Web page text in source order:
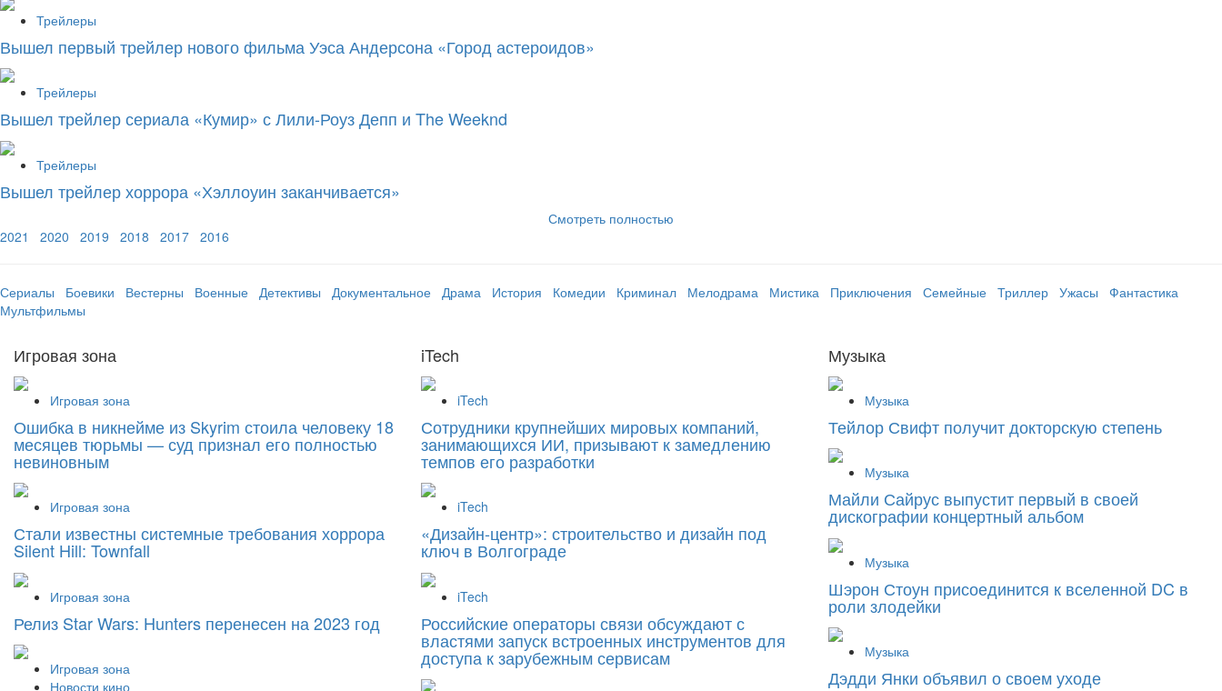
Трейлеры
Вышел первый трейлер нового фильма Уэса Андерсона «Город астероидов»
Трейлеры
Вышел трейлер сериала «Кумир» с Лили-Роуз Депп и The Weeknd
Трейлеры
Вышел трейлер хоррора «Хэллоуин заканчивается»
Смотреть полностью
2021
2020 2019 2018 2017 2016
Сериалы Боевики Вестерны Военные Детективы Документальное Драма История Комедии Криминал Мелодрама Мистика Приключения Семейные Триллер Ужасы
Фантастика
Мультфильмы
Игровая зона
Игровая зона
Ошибка в никнейме из Skyrim стоила человеку 18
месяцев тюрьмы — суд признал его полностью
невиновным
Игровая зона
Стали известны системные требования хоррора
Silent Hill: Townfall
Игровая зона
Релиз Star Wars: Hunters перенесен на 2023 год
Игровая зона
Новости кино
iTech
iTech
Сотрудники крупнейших мировых компаний,
занимающихся ИИ, призывают к замедлению
темпов его разработки
iTech
«Дизайн‑центр»: строительство и дизайн под
ключ в Волгограде
iTech
Российские операторы связи обсуждают с
властями запуск встроенных инструментов для
доступа к зарубежным сервисам
Музыка
Музыка
Тейлор Свифт получит докторскую степень
Музыка
Майли Сайрус выпустит первый в своей
дискографии концертный альбом
Музыка
Шэрон Стоун присоединится к вселенной DC в
роли злодейки
Музыка
Дэдди Янки объявил о своем уходе